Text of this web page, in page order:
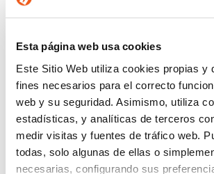
Esta página web usa cookies
Este Sitio Web utiliza cookies propias y
fines necesarios para el correcto
web y su seguridad. Asimismo, utiliza
estadísticas, y analíticas de terceros
medir visitas y fuentes de tráfico web.
todas, solo algunas de ellas o
necesarias, configurando sus
e-mail
Provincia (opcional)
Mensaje (opcional)